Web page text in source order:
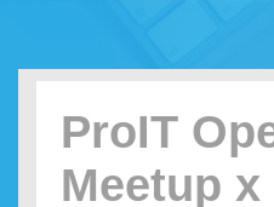
ProIT
Meetup x